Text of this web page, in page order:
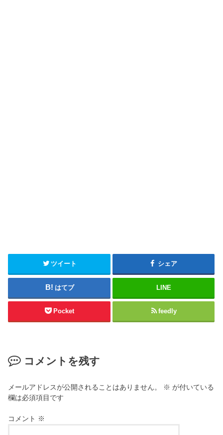
ツイート シェア
はてブ LINE
Pocket feedly
コメントを残す
メールアドレスが公開されることはありません。 ※ が付いている
欄は必須項目です
コメント ※